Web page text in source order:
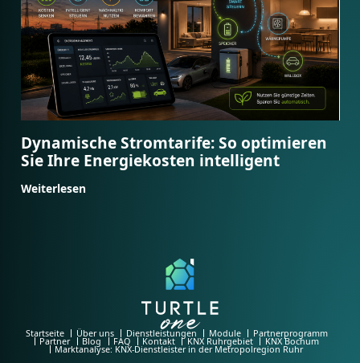
Dynamische Stromtarife: So optimieren
Sie Ihre Energiekosten intelligent
Weiterlesen
Startseite Über uns Dienstleistungen Module Partnerprogramm
Partner Blog FAQ Kontakt KNX Ruhrgebiet KNX Bochum
Marktanalyse: KNX-Dienstleister in der Metropolregion Ruhr